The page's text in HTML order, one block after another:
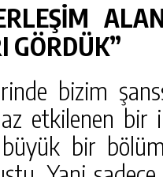
GÖRDÜK”
bizim
etkilenen bir
bir